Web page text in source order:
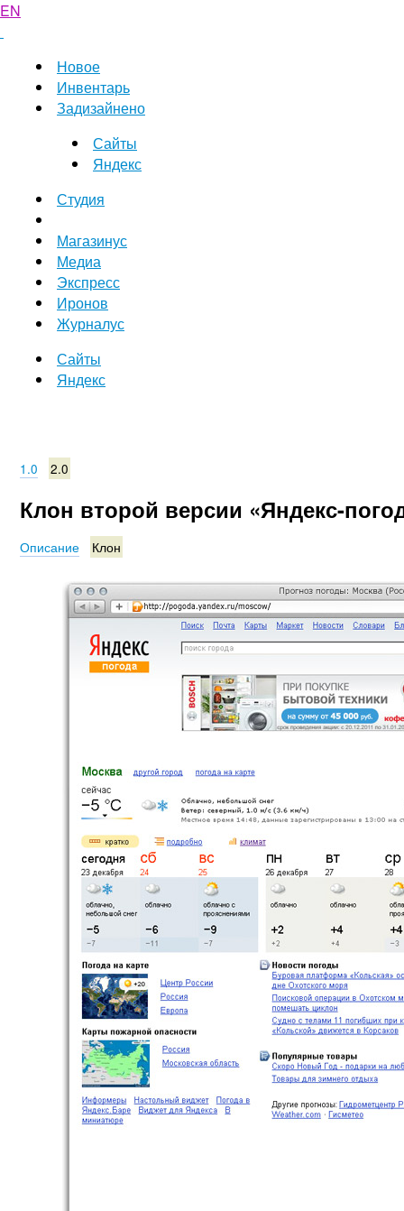
EN
Новое
Инвентарь
Задизайнено
Сайты
Яндекс
Студия
Магазинус
Медиа
Экспресс
Иронов
Журналус
Сайты
Яндекс
1.0 2.0
Клон второй версии «Яндекс-
Описание Клон